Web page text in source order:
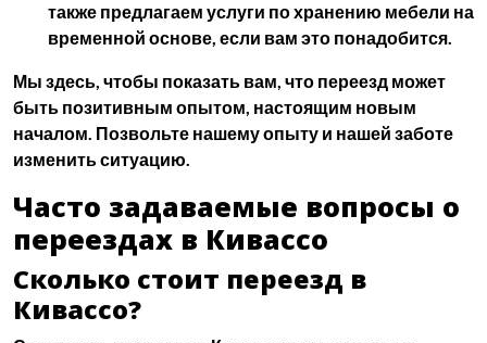
также предлагаем услуги похранению мебели на
временной основе, если вам это понадобится.
Мы здесь, чтобы показать вам, что переезд может
быть позитивным опытом, настоящим новым
началом. Позвольте нашему опыту и нашей заботе
изменить ситуацию.
Часто задаваемые вопросы о
переездах в Кивассо
Сколько стоит переезд в
Кивассо?